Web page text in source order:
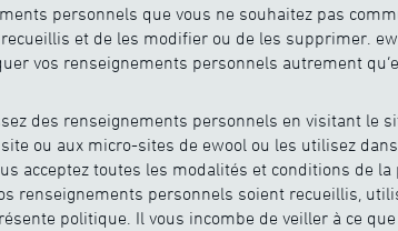
personnels que vous ne souhaitez pas
et de les modifier ou de les supprimer.
vos renseignements personnels autrement
des renseignements personnels en visitant le
ou aux micro-sites de ewool ou les utilisez
acceptez toutes les modalités et conditions de
renseignements personnels soient recueillis,
politique. Il vous incombe de veiller à ce